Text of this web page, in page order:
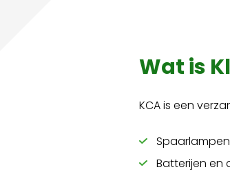
Wat is
KCA is een
Batterijen en